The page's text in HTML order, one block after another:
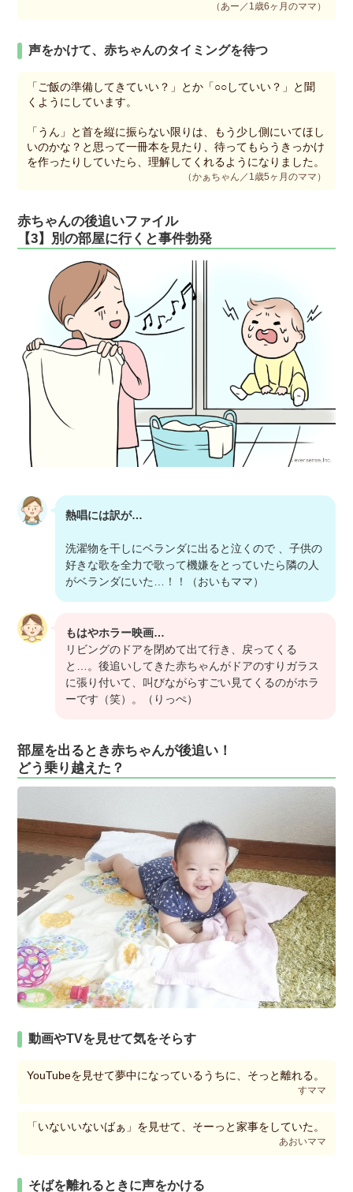
（あー／1歳6ヶ月のママ）
声をかけて、赤ちゃんのタイミングを待つ
「ご飯の準備してきていい？」とか「○○していい？」と聞
くようにしています。
「うん」と首を縦に振らない限りは、もう少し側にいてほし
いのかな？と思って一冊本を見たり、待ってもらうきっかけ
を作ったりしていたら、理解してくれるようになりました。
（かぁちゃん／1歳5ヶ月のママ）
赤ちゃんの後追いファイル
【3】別の部屋に行くと事件勃発
熱唱には訳が…
洗濯物を干しにベランダに出ると泣くので 、子供の
好きな歌を全力で歌って機嫌をとっていたら隣の人
がベランダにいた…！！（おいもママ）
もはやホラー映画…
リビングのドアを閉めて出て行き、戻ってくる
と…。後追いしてきた赤ちゃんがドアのすりガラス
に張り付いて、叫びながらすごい見てくるのがホラ
ーです（笑）。（りっぺ）
部屋を出るとき赤ちゃんが後追い！
どう乗り越えた？
動画やTVを見せて気をそらす
YouTubeを見せて夢中になっているうちに、そっと離れる。
すママ
「いないいないばぁ」を見せて、そーっと家事をしていた。
あおいママ
そばを離れるときに声をかける